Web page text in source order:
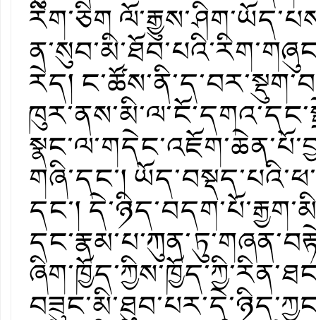
རིག་ཅིག
རེད།
གཞི་དང་།
དང་།